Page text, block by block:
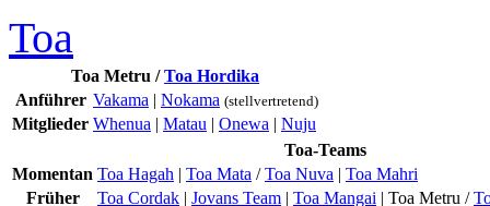
Toa
Toa Metru /Toa Hordika
Anführer Vakama | Nokama (stellvertretend)
Mitglieder Whenua | Matau | Onewa | Nuju
Toa-Teams
Momentan Toa Hagah | Toa Mata /Toa Nuva | Toa Mahri
Früher
Toa Cordak | Jovans Team | Toa Mangai | Toa Metru /